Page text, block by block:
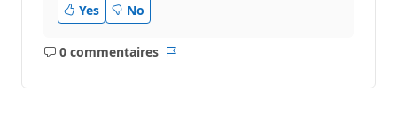
Yes
No
0 commentaires
Aucun